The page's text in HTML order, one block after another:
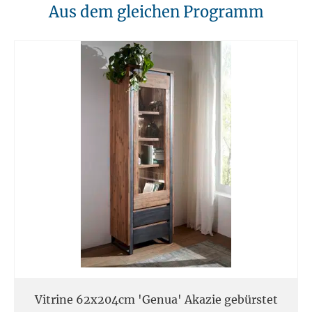
10. Brandschutz
für Kerzen oder anderen heißen Gegenständen.
Am Ende der Nutzungsdauer sollten Möbel fachgerecht entsorgt
werden. Massivholz kann über den Sperrmüll oder an speziellen
Sammelstellen abgegeben werden. Die örtlichen
Entsorgungsvorschriften sind zu beachten.
Unsere Massivmöbel sind so konzipiert das Sie für den privaten
Gebrauch in Haushalten geeignet sind. Diese Möbel sind nicht für
kommerziellen Gebrauch geeignet.
Unsere Massivholzmöbel sind nicht für den Außenbereich geeignet.
Aus dem gleichen Programm
Vitrine 62x204cm 'Genua' Akazie gebürstet